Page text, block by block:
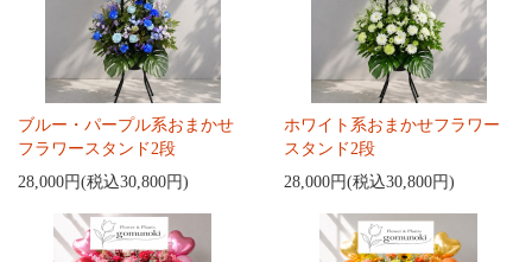
ブルー・パープル系おまかせ
フラワースタンド2段
28,000円(税込30,800円)
ホワイト系おまかせフラワー
スタンド2段
28,000円(税込30,800円)